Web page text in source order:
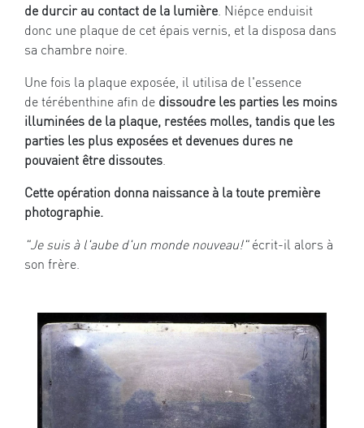
de durcir au contact de la lumière . Niépce enduisit
donc une plaque de cet épais vernis, et la disposa dans
sa chambre noire.
Une fois la plaque exposée, il utilisa de l'essence
de térébenthine afin de dissoudre les parties les moins
illuminées de la plaque, restées molles, tandis que les
parties les plus exposées et devenues dures ne
pouvaient être dissoutes
Cette opération donna naissance à la toute première
photographie.
"Je suis à l'aube d'un monde nouveau!"écrit-il alors à
son frère.